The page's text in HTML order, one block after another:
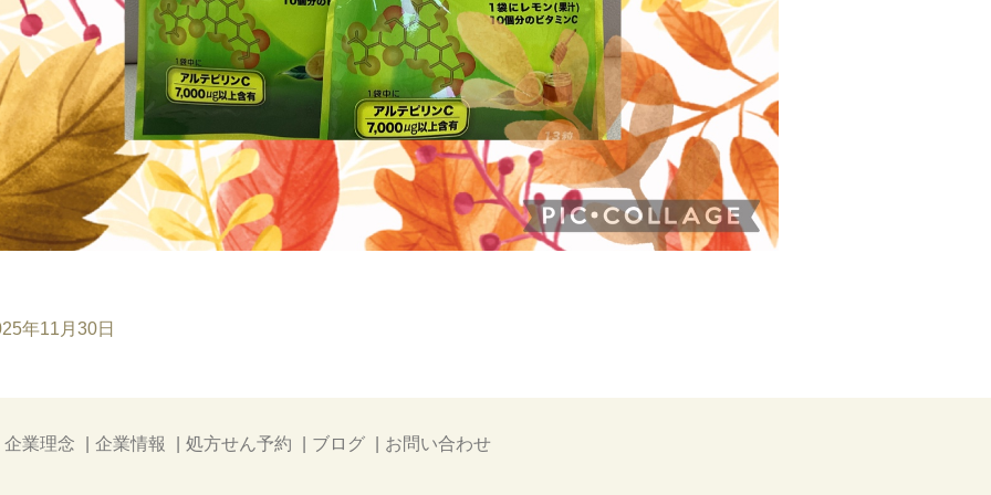
年11月30日
企業理念 企業情報 処方せん予約 ブログ お問い合わせ